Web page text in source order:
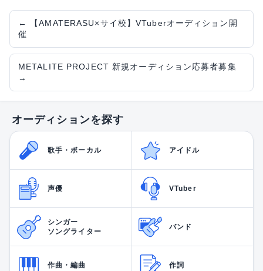
←
【AMATERASU×サイ校】VTuberオーディション開
催
METALITE PROJECT 新規オーディション応募者募集
→
オーディションを探す
歌手・ボーカル アイドル
声優 VTuber
シンガー
ソングライター
バンド
作曲・編曲 作詞